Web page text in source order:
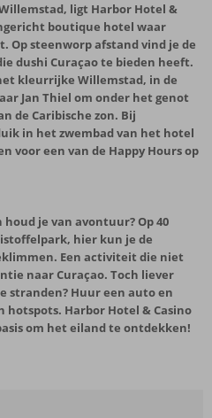
ligt Harbor Hotel &
boutique hotel waar
Op steenworp afstand vind je de
dushi Curaçao te bieden heeft.
kleurrijke Willemstad, in de
Jan Thiel om onder het genot
de Caribische zon. Bij
in het zwembad van het hotel
voor een van de Happy Hours op
je van avontuur? Op 40
hier kun je de
Een activiteit die niet
naar Curaçao. Toch liever
stranden? Huur een auto en
Harbor Hotel & Casino
om het eiland te ontdekken!